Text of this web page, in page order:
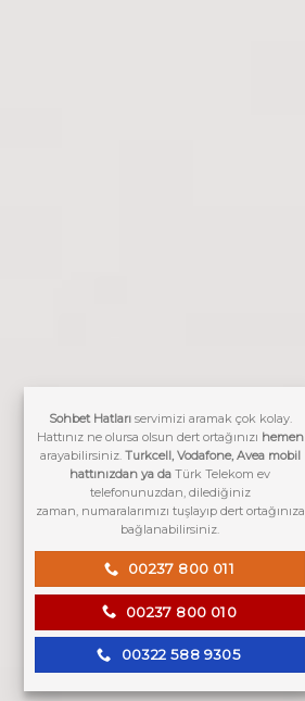
Sohbet Hatları servimizi aramak çok kolay.
Hattınız ne olursa olsun dert ortağınızı hemen
arayabilirsiniz. Turkcell, Vodafone, Avea mobil
hattınızdan ya da Türk Telekom ev
telefonunuzdan, dilediğiniz
zaman, numaralarımızı tuşlayıp dert ortağınıza
bağlanabilirsiniz.
00237 800 011
00237 800 010
00322 588 9305